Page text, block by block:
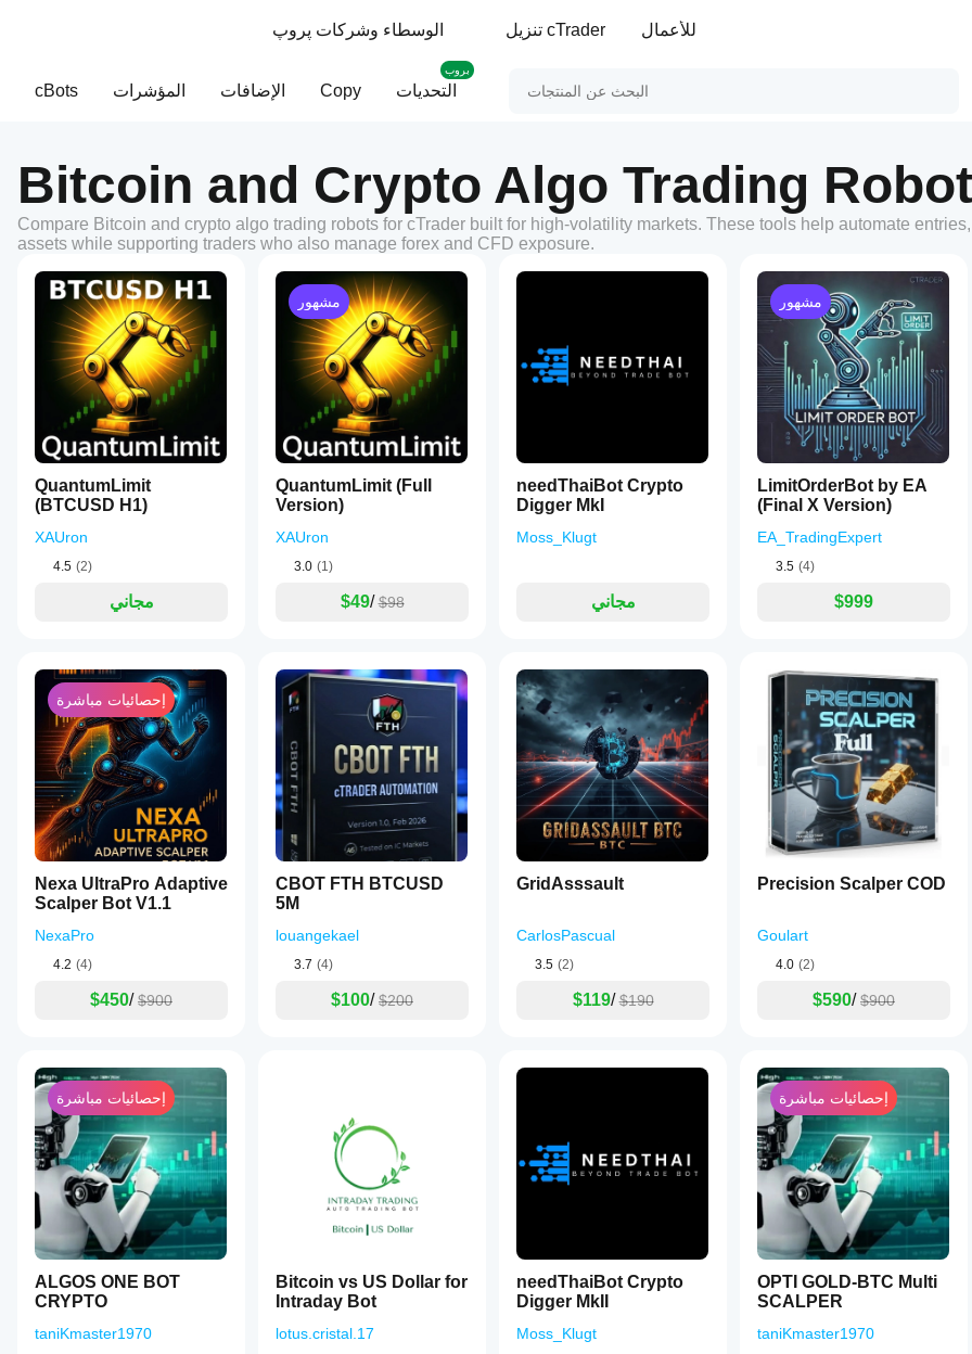
الوسطاء وشركات پروپ تنزيل cTrader للأعمال
cBots المؤشرات الإضافات Copy التحديات
بروب
Bitcoin and Crypto Algo Trading
Compare Bitcoin and crypto algo trading robots for cTrader built for high-volatility markets. These tools help automate
assets while supporting traders who also manage forex and CFD exposure.
QuantumLimit
(BTCUSD H1)
XAUron
4.5 (2)
مجاني
مشهور
QuantumLimit (Full
Version)
XAUron
3.0 (1)
$49/ $98
needThaiBot Crypto
Digger MkI
Moss_Klugt
مجاني
مشهور
LimitOrderBot by EA
(Final X Version)
EA_TradingExpert
3.5 (4)
$999
إحصائيات مباشرة
Nexa UltraPro Adaptive
Scalper Bot V1.1
NexaPro
4.2 (4)
$450/ $900
CBOT FTH BTCUSD
5M
louangekael
3.7 (4)
$100/ $200
GridAsssault
CarlosPascual
3.5 (2)
$119/ $190
Precision Scalper COD
Goulart
4.0 (2)
$590/ $900
إحصائيات مباشرة
ALGOS ONE BOT
CRYPTO
taniKmaster1970
Bitcoin vs US Dollar for
Intraday Bot
lotus.cristal.17
needThaiBot Crypto
Digger MkII
Moss_Klugt
إحصائيات مباشرة
OPTI GOLD-BTC Multi
SCALPER
taniKmaster1970